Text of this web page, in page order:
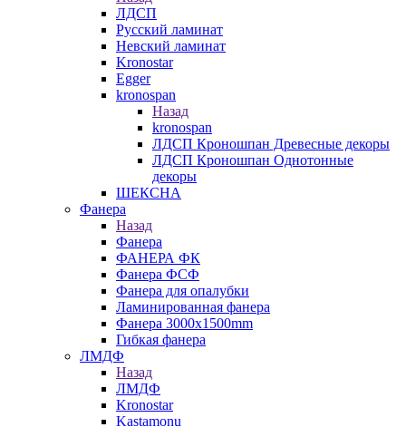
ЛДСП
Русский ламинат
Невский ламинат
Kronostar
Egger
kronospan
Назад
kronospan
ЛДСП Кроношпан Древесные декоры
ЛДСП Кроношпан Однотонные
декоры
ШЕКСНА
Фанера
Назад
Фанера
ФАНЕРА ФК
Фанера ФСФ
Фанера для опалубки
Ламинированная фанера
Фанера 3000х1500mm
Гибкая фанера
ЛМДФ
Назад
ЛМДФ
Kronostar
Kastamonu